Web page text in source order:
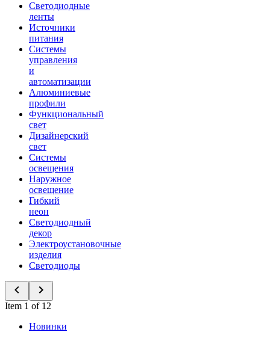
Светодиодные
ленты
Источники
питания
Системы
управления
и
автоматизации
Алюминиевые
профили
Функциональный
свет
Дизайнерский
свет
Системы
освещения
Наружное
освещение
Гибкий
неон
Светодиодный
декор
Электроустановочные
изделия
Светодиоды
Item 1 of 12
Новинки